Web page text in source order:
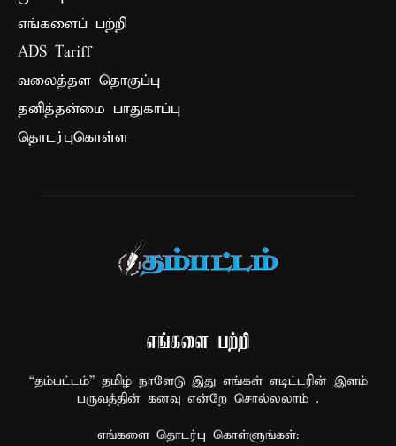
எங்களைப் பற்றி
ADS Tariff
வலைத்தள தொகுப்பு
தனித்தன்மை பாதுகாப்பு
தொடர்புகொள்ள
எங்களை பற்றி
“தம்பட்டம்” தமிழ் நாளேடு இது எங்கள் எடிட்டரின் இளம்
பருவத்தின் கனவு என்றே சொல்லலாம் .
எங்களை தொடர்பு கொள்ளுங்கள்: